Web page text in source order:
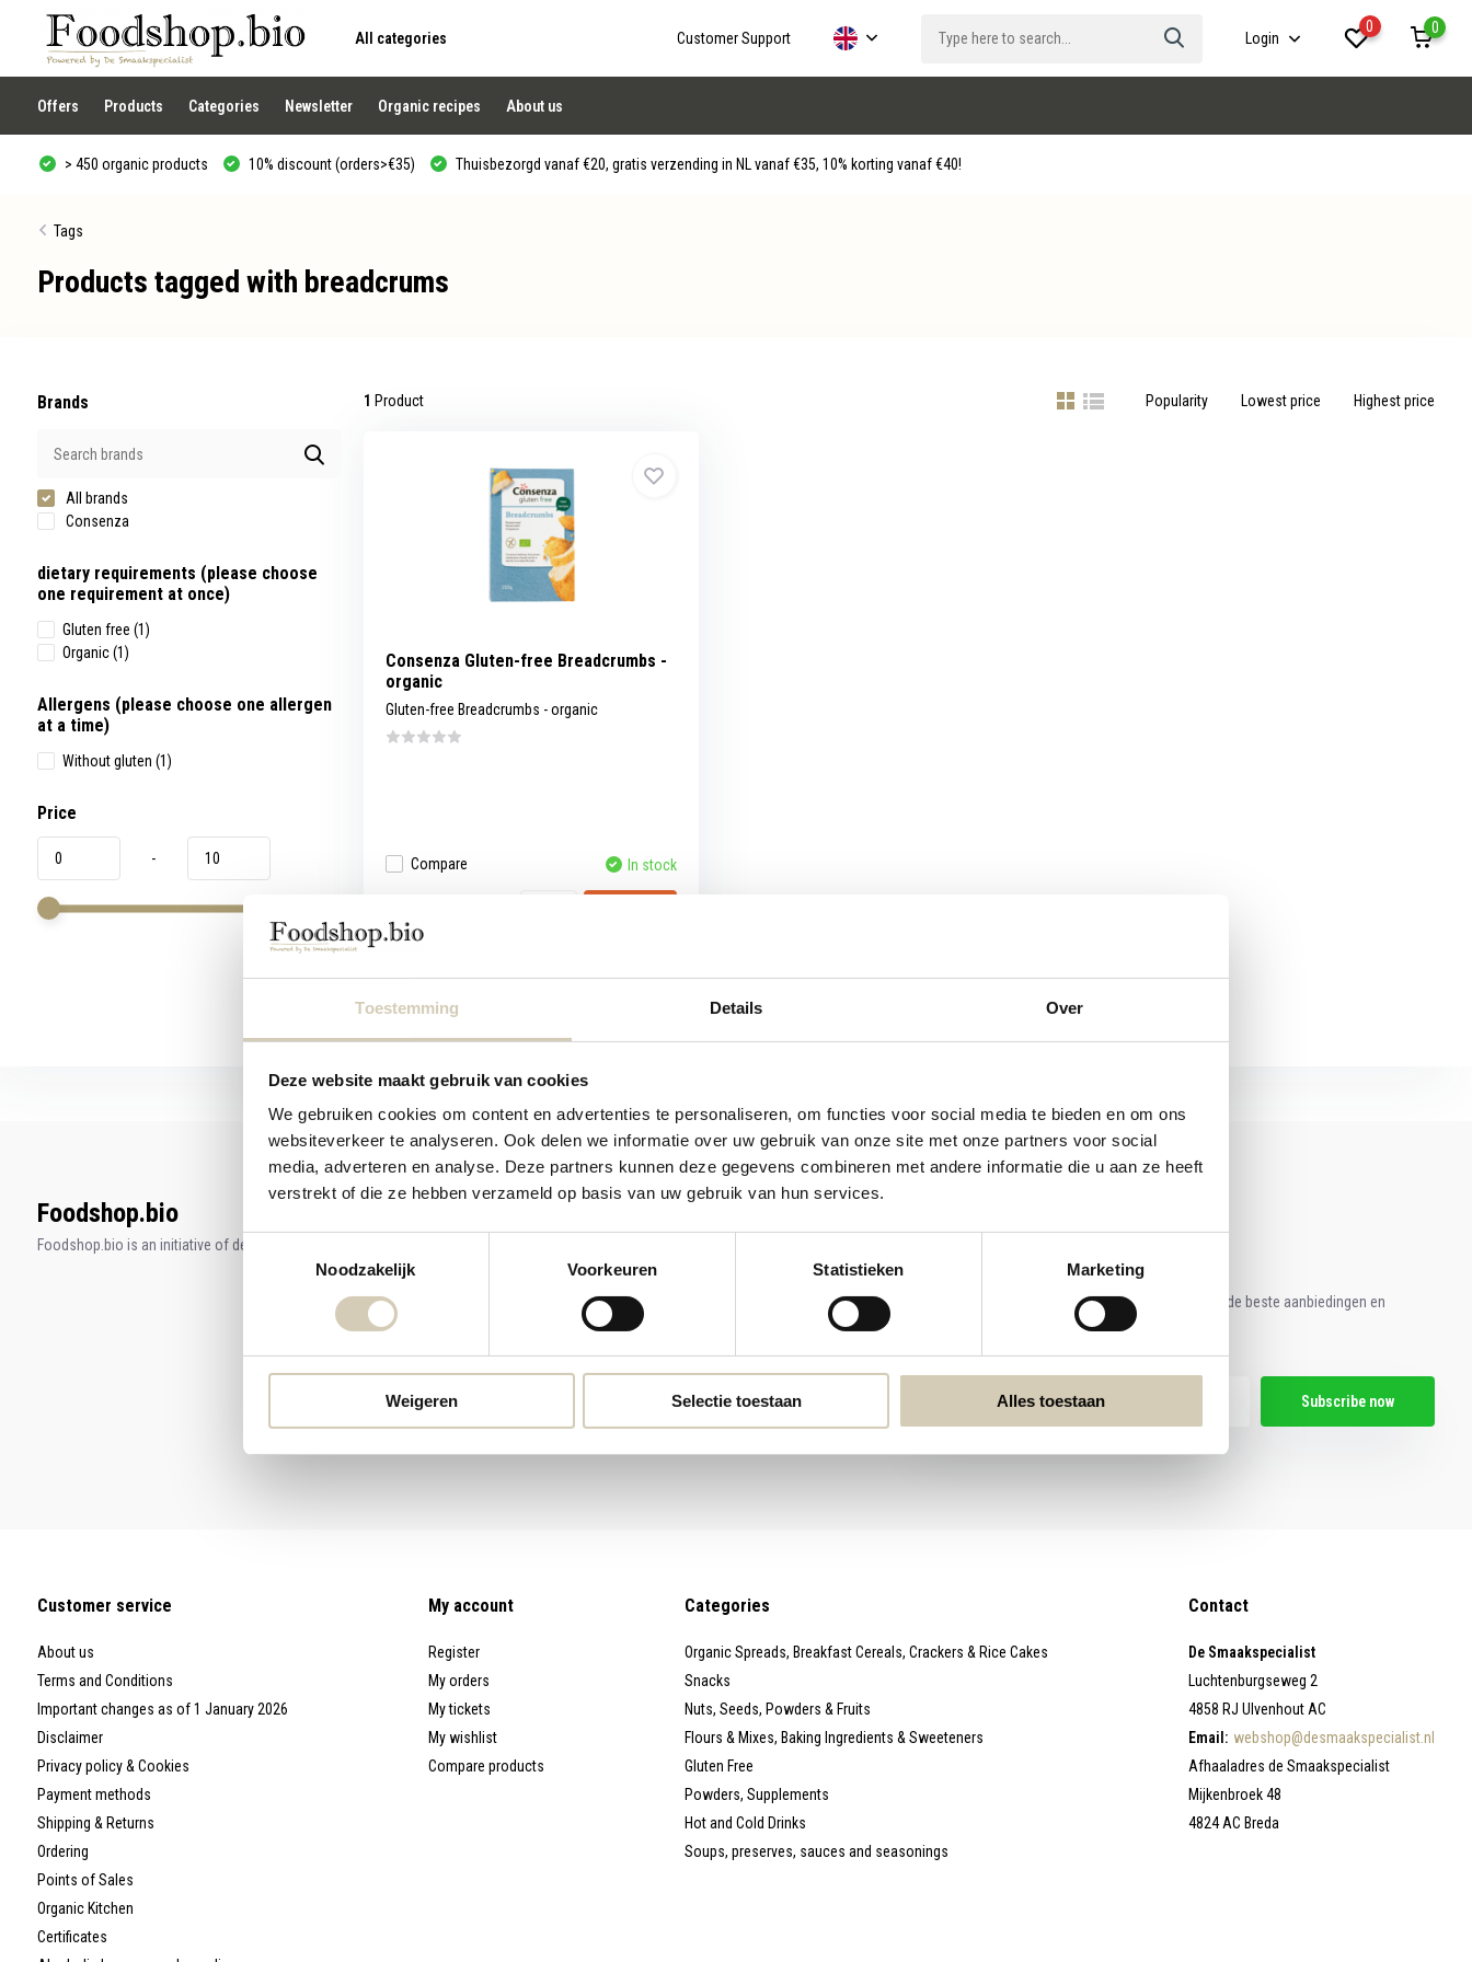
Toestemming Details Over
Deze website maakt gebruik van cookies
We gebruiken cookies om content en advertenties te personaliseren, om functies voor social media te bieden en om ons
websiteverkeer te analyseren. Ook delen we informatie over uw gebruik van onze site met onze partners voor social
media, adverteren en analyse. Deze partners kunnen deze gegevens combineren met andere informatie die u aan ze heeft
verstrekt of die ze hebben verzameld op basis van uw gebruik van hun services.
Toestemmingsselectie
Noodzakelijk
Voorkeuren Statistieken Marketing
Weigeren Selectie toestaan Alles toestaan
All categories Customer Support Login
0
0
Use
the
up
and
down
arrows
select
Press
enter
go
to
device
users
use
touch
swipe
gestures.
Offers Products Categories Newsletter Organic recipes About us
> 450 organic products 10% discount (orders>€35) Thuisbezorgd vanaf €20, gratis verzending in NL vanaf €35, 10% korting vanaf €40!
Tags
Products tagged with breadcrums
Brands
All brands
Consenza
dietary requirements (please choose
one requirement at once)
Gluten free (1)
Organic(1)
Allergens (please choose one allergen
at a time)
Without gluten (1)
Price
-
1 Product Popularity Lowest price Highest price
Consenza Gluten-free Breadcrumbs -
organic
Gluten-free Breadcrumbs - organic
Compare In stock
Foodshop.bio
Foodshop.bio is an initiative of de Smaakspecialist
webshop@desmaakspecialist.nl
Meld je aan voor onze nieuwsbrief en ontvang de beste aanbiedingen en
Subscribe now
Customer service
About us
Terms and Conditions
Important changes as of 1 January 2026
Disclaimer
Privacy policy & Cookies
Payment methods
Shipping & Returns
Ordering
Points of Sales
Organic Kitchen
Certificates
My account
Register
My orders
My tickets
My wishlist
Compare products
Categories
Organic Spreads, Breakfast Cereals, Crackers & Rice Cakes
Snacks
Nuts, Seeds, Powders & Fruits
Flours & Mixes, Baking Ingredients & Sweeteners
Gluten Free
Powders, Supplements
Hot and Cold Drinks
Soups, preserves, sauces and seasonings
Contact
De Smaakspecialist
Luchtenburgseweg 2
4858 RJ Ulvenhout AC
Email: webshop@desmaakspecialist.nl
Afhaaladres de Smaakspecialist
Mijkenbroek 48
4824 AC Breda